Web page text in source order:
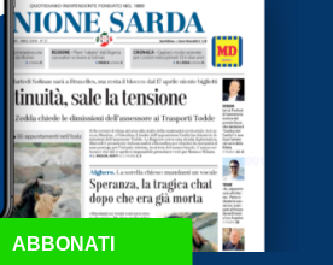
ABBONATI